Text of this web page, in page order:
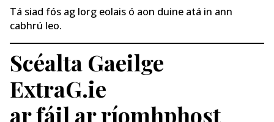
Tá siad fós ag lorg eolais ó aon duine atá in ann
cabhrú leo.
Scéalta Gaeilge
ExtraG.ie
ar fáil ar ríomhphost